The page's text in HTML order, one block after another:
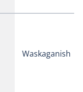
Waskaganish